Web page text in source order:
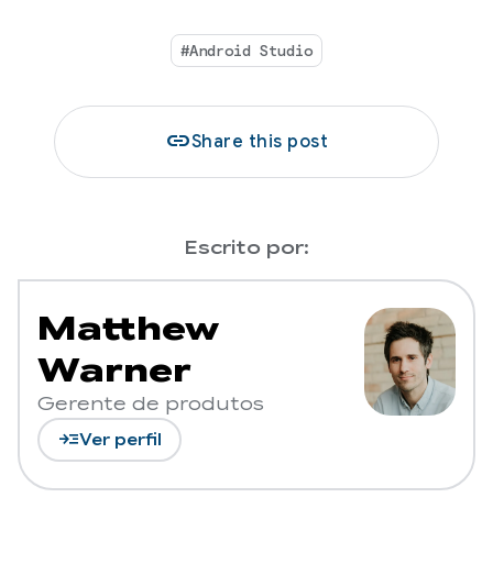
#Android Studio
linkShare this post
Escrito por:
Matthew
Warner
Gerente de produtos
read_moreVer perfil